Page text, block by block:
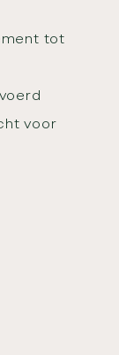
ment tot
voerd
ht voor